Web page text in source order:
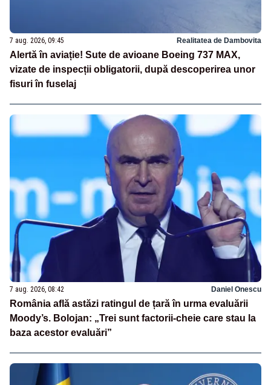
7 aug. 2026, 09:45 Realitatea de Dambovita
Alertă în aviație! Sute de avioane Boeing 737 MAX,
vizate de inspecții obligatorii, după descoperirea unor
fisuri în fuselaj
7 aug. 2026, 08:42 Daniel Onescu
România află astăzi ratingul de țară în urma evaluării
Moody’s. Bolojan: „Trei sunt factorii-cheie care stau la
baza acestor evaluări”